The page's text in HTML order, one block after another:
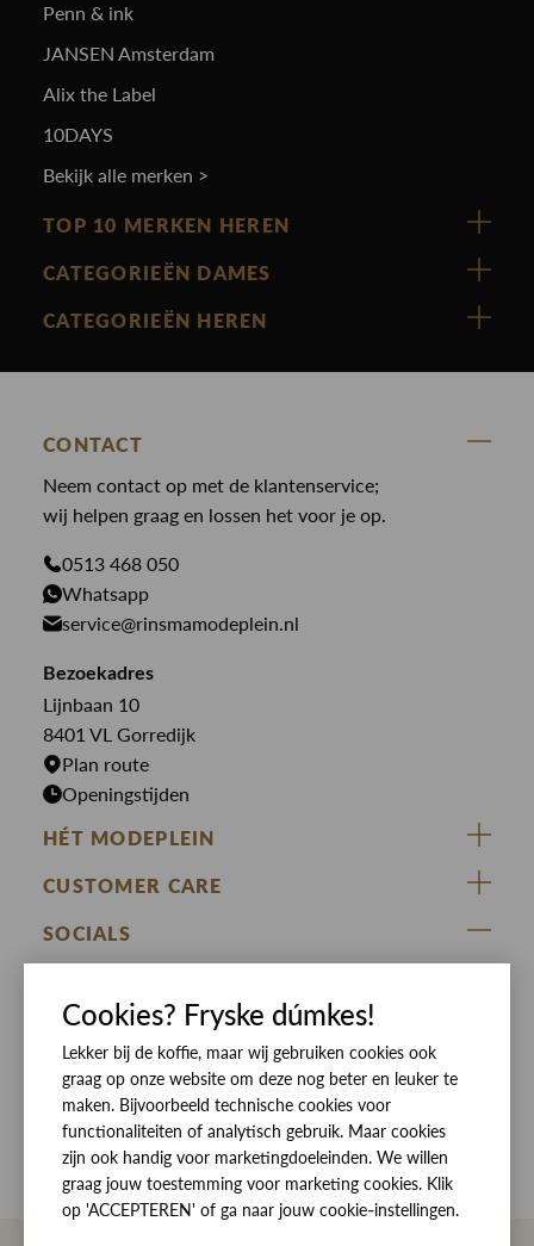
Penn & ink
JANSEN Amsterdam
Alix the Label
10DAYS
Bekijk alle merken >
TOP 10 MERKEN HEREN
Vanguard
Cast Iron
State Of Art
Paul en Shark
Genti
PME Legend
Butcher of Blue
Bekijk alle merken >
CATEGORIEËN DAMES
Nieuw binnen
Blouses
Broeken
Gilets
Jassen
Jeans
Jurken
Rokken
CATEGORIEËN HEREN
Broeken
Colberts
Giftcards
Jassen
Overhemden
T-shirts
CONTACT
Neem contact op met de klantenservice;
wij helpen graag en lossen het voor je op.
0513 468 050
Whatsapp
service@rinsmamodeplein.nl
Bezoekadres
Lijnbaan 10
8401 VL Gorredijk
Plan route
Openingstijden
HÉT MODEPLEIN
ZIJ VAN RINSMA
DE HEEREN VAN RINSMA
RINSMA.CONCEPTS
Eten en drinken
Openingstijden
Werken bij RINSMA
CUSTOMER CARE
Veelgestelde vragen
Retourneren & Ruilen
Betaalmethoden
Bezorgen
Contact
Reviews
SOCIALS
Cookies? Fryske dúmkes!
Lekker bij de koffie, maar wij gebruiken cookies ook
graag op onze website om deze nog beter en leuker te
maken. Bijvoorbeeld technische cookies voor
functionaliteiten of analytisch gebruik. Maar cookies
zijn ook handig voor marketingdoeleinden. We willen
graag jouw toestemming voor marketing cookies. Klik
op 'ACCEPTEREN' of ga naar jouw cookie-instellingen.